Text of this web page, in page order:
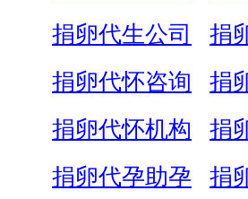
捐卵代生公司
捐
捐卵代怀咨询
捐
捐卵代怀机构
捐
捐卵代孕助孕
捐